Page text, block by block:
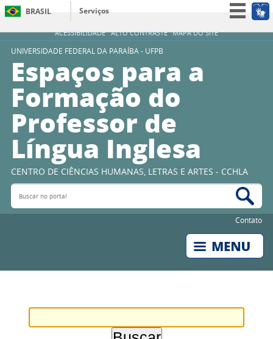
ACESSIBILIDADE ALTO CONTRASTE MAPA DO SITE
BRASIL
Serviços
Simplifique!
Acesso à informação
UNIVERSIDADE FEDERAL DA PARAÍBA - UFPB
Espaços para a
Formação do
Professor de
Língua Inglesa
CENTRO DE CIÊNCIAS HUMANAS, LETRAS E ARTES - CCHLA
Buscar no portal
Contato